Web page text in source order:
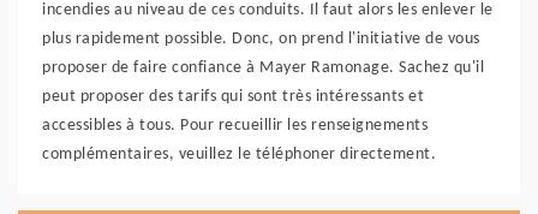
incendies au niveau de ces conduits. Il faut alors les enlever le
plus rapidement possible. Donc, on prend l'initiative de vous
proposer de faire confiance à Mayer Ramonage. Sachez qu'il
peut proposer des tarifs qui sont très intéressants et
accessibles à tous. Pour recueillir les renseignements
complémentaires, veuillez le téléphoner directement.